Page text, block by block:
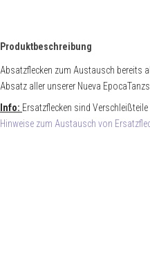
Produktbeschreibung
Absatzflecken zum Austausch bereits
Absatz aller unserer Nueva
Info: Ersatzflecken sind
Hinweise zum Austausch von